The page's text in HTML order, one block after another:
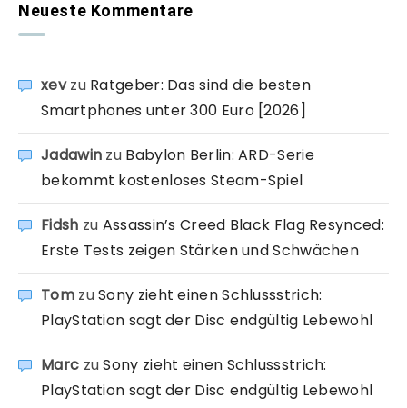
Neueste Kommentare
xevzu Ratgeber: Das sind die besten
Smartphones unter 300 Euro [2026]
Jadawin zu Babylon Berlin: ARD-Serie
bekommt kostenloses Steam-Spiel
Fidsh zu Assassin’s Creed Black Flag Resynced:
Erste Tests zeigen Stärken und Schwächen
TomzuSony zieht einen Schlussstrich:
PlayStation sagt der Disc endgültig Lebewohl
Marc zuSony zieht einen Schlussstrich:
PlayStation sagt der Disc endgültig Lebewohl